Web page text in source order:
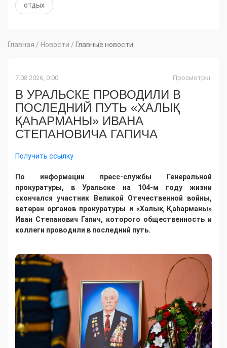
отдых
Главная / Новости / Главные новости
7.08.2026, 0:00 Просмотры:
В УРАЛЬСКЕ ПРОВОДИЛИ В
ПОСЛЕДНИЙ ПУТЬ «ХАЛЫҚ
ҚАҺАРМАНЫ» ИВАНА
СТЕПАНОВИЧА ГАПИЧА
Получить ссылку
По информации пресс-службы Генеральной
прокуратуры, в Уральске на 104-м году жизни
скончался участник Великой Отечественной войны,
ветеран органов прокуратуры и «Халық Қаһарманы»
Иван Степанович Гапич, которого общественность и
коллеги проводили в последний путь.